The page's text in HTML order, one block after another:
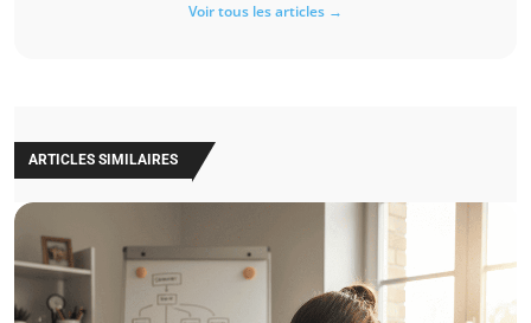
Voir tous les articles →
ARTICLES SIMILAIRES